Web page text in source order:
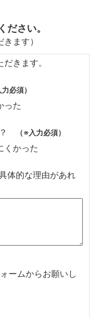
ださい。
ます）
きます。
力必須）
った
？ （※入力必須）
くかった
体的な理由があれ
ームからお願いし